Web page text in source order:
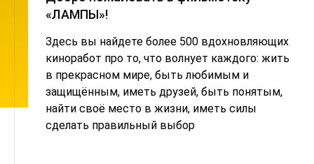
«ЛАМПЫ»!
Здесь вы найдете более 500 вдохновляющих
киноработ про то, что волнует каждого: жить
в прекрасном мире, быть любимым и
защищённым, иметь друзей, быть понятым,
найти своё место в жизни, иметь силы
сделать правильный выбор